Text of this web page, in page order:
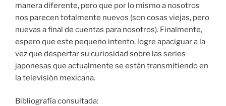
manera diferente, pero que por lo mismo a nosotros
nos parecen totalmente nuevos (son cosas viejas, pero
nuevas a final de cuentas para nosotros). Finalmente,
espero que este pequeño intento, logre apaciguar a la
vez que despertar su curiosidad sobre las series
japonesas que actualmente se están transmitiendo en
la televisión mexicana.
Bibliografía consultada: